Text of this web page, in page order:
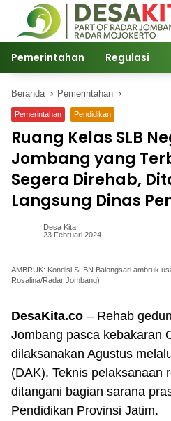
Langsung
konten
Pemerintahan Regulasi
Beranda Pemerintahan
Pemerintahan Pendidikan
Ruang Kelas SLB
Jombang yang
Segera Direhab,
Langsung Dinas
Desa Kita
23 Februari 2024
AMBRUK: Kondisi SLBN Balongsari ambruk
Rosalina/Radar Jombang)
DesaKita.co – Rehab
Jombang pasca kebakaran
dilaksanakan Agustus
(DAK). Teknis pelaksanaan
ditangani bagian sarana
Pendidikan Provinsi Jatim.